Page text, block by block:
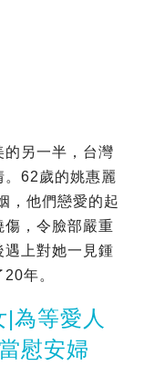
另一半，台灣
62歲的姚惠麗
，他們戀愛的起
，令臉部嚴重
上對她一見鍾
年。
|為等愛人
慰安婦